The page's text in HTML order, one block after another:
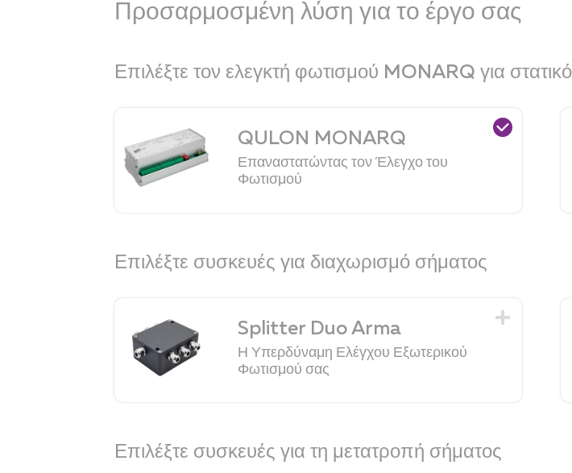
Προσαρμοσμένη λύση για το έργο σας
Επιλέξτε τον ελεγκτή φωτισμού MONARQ για
QULON MONARQ
Επαναστατώντας τον Έλεγχο του
Φωτισμού
Επιλέξτε συσκευές για διαχωρισμό σήματος
Splitter Duo Arma
Η Υπερδύναμη Ελέγχου Εξωτερικού
Φωτισμού σας
Επιλέξτε συσκευές για τη μετατροπή σήματος